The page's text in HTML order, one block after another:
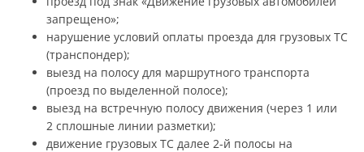
запрещено»;
нарушение условий оплаты проезда для грузовых ТС
(транспондер);
выезд на полосу для маршрутного транспорта
(проезд по выделенной полосе);
выезд на встречную полосу движения (через 1 или
2 сплошные линии разметки);
движение грузовых ТС далее 2-й полосы на